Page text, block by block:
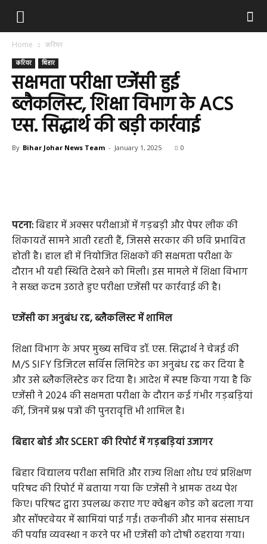
Home करियर
करियर बिहार
सक्षमता परीक्षा एजेंसी हुई
ब्लैकलिस्ट, शिक्षा विभाग के ACS
एस. सिद्धार्थ की बड़ी कार्रवाई
By Bihar Johar News Team - January 1, 2025 0
पटना:बिहार में अक्सर परीक्षाओं में गड़बड़ी और पेपर लीक की
शिकायतें सामने आती रहती हैं, जिससे सरकार की छवि प्रभावित
होती है। हाल ही में नियोजित शिक्षकों की सक्षमता परीक्षा के
दौरान भी यही स्थिति देखने को मिली। इस मामले में शिक्षा विभाग
ने सख्त कदम उठाते हुए परीक्षा एजेंसी पर कार्रवाई की है।
एजेंसी का अनुबंध रद्द, ब्लैकलिस्ट में शामिल
शिक्षा विभाग के अपर मुख्य सचिव डॉ. एस. सिद्धार्थ ने चेन्नई की
M/S SIFY डिजिटल सर्विस लिमिटेड का अनुबंध रद्द कर दिया है
और उसे ब्लैकलिस्टेड कर दिया है। आदेश में स्पष्ट किया गया है कि
एजेंसी ने 2024 की सक्षमता परीक्षा के दौरान कई गंभीर गड़बड़ियां
कीं, जिनमें प्रश्न पत्रों की पुनरावृत्ति भी शामिल है।
बिहार बोर्ड और SCERT की रिपोर्ट में गड़बड़ियां उजागर
बिहार विद्यालय परीक्षा समिति और राज्य शिक्षा शोध एवं प्रशिक्षण
परिषद की रिपोर्ट में बताया गया कि एजेंसी ने भ्रामक तथ्य पेश
किए। परिषद द्वारा उपलब्ध कराए गए क्वेश्चन कोड को बदला गया
और सॉफ्टवेयर में खामियां पाई गईं। तकनीकी और मानव संसाधन
की पर्याप्त व्यवस्था न करने पर भी एजेंसी को दोषी ठहराया गया।